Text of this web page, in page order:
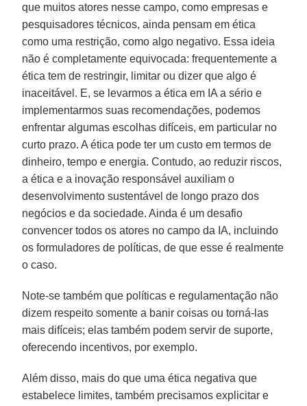
que muitos atores nesse campo, como empresas e
pesquisadores técnicos, ainda pensam em ética
como uma restrição, como algo negativo. Essa ideia
não é completamente equivocada: frequentemente a
ética tem de restringir, limitar ou dizer que algo é
inaceitável. E, se levarmos a ética em IA a sério e
implementarmos suas recomendações, podemos
enfrentar algumas escolhas difíceis, em particular no
curto prazo. A ética pode ter um custo em termos de
dinheiro, tempo e energia. Contudo, ao reduzir riscos,
a ética e a inovação responsável auxiliam o
desenvolvimento sustentável de longo prazo dos
negócios e da sociedade. Ainda é um desafio
convencer todos os atores no campo da IA, incluindo
os formuladores de políticas, de que esse é realmente
o caso.
Note-se também que políticas e regulamentação não
dizem respeito somente a banir coisas ou torná-las
mais difíceis; elas também podem servir de suporte,
oferecendo incentivos, por exemplo.
Além disso, mais do que uma ética negativa que
estabelece limites, também precisamos explicitar e